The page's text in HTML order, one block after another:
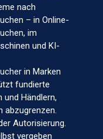
nach
– in Online-
im
und KI-
in Marken
fundierte
Händlern,
abzugrenzen.
Autorisierung.
vergeben